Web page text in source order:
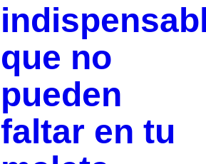
que no
pueden
faltar en tu